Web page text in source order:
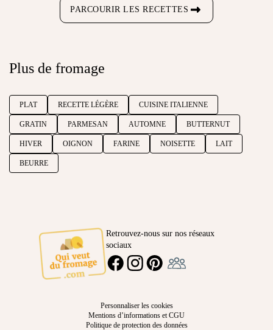
PARCOURIR LES RECETTES
Plus de fromage
PLAT RECETTE LÉGÈRE CUISINE ITALIENNE
GRATIN PARMESAN AUTOMNE BUTTERNUT
HIVER OIGNON FARINE NOISETTE LAIT
BEURRE
Retrouvez-nous sur nos réseaux
sociaux
FACEBOOKINSTAGRAMPINTEREST
Personnaliser les cookies
Mentions d’informations et CGU
Politique de protection des données